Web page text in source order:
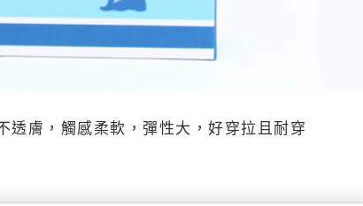
膚，觸感柔軟，彈性大，好穿拉且耐穿